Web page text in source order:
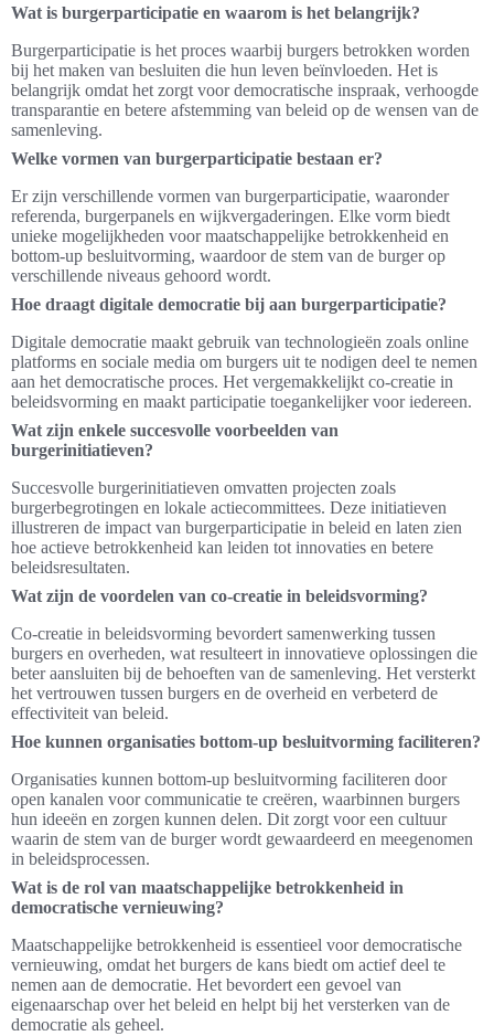
Wat is burgerparticipatie en waarom is het belangrijk?
Burgerparticipatie is het proces waarbij burgers betrokken worden
bij het maken van besluiten die hun leven beïnvloeden. Het is
belangrijk omdat het zorgt voor democratische inspraak, verhoogde
transparantie en betere afstemming van beleid op de wensen van de
samenleving.
Welke vormen van burgerparticipatie bestaan er?
Er zijn verschillende vormen van burgerparticipatie, waaronder
referenda, burgerpanels en wijkvergaderingen. Elke vorm biedt
unieke mogelijkheden voor maatschappelijke betrokkenheid en
bottom-up besluitvorming, waardoor de stem van de burger op
verschillende niveaus gehoord wordt.
Hoe draagt digitale democratie bij aan burgerparticipatie?
Digitale democratie maakt gebruik van technologieën zoals online
platforms en sociale media om burgers uit te nodigen deel te nemen
aan het democratische proces. Het vergemakkelijkt co-creatie in
beleidsvorming en maakt participatie toegankelijker voor iedereen.
Wat zijn enkele succesvolle voorbeelden van
burgerinitiatieven?
Succesvolle burgerinitiatieven omvatten projecten zoals
burgerbegrotingen en lokale actiecommittees. Deze initiatieven
illustreren de impact van burgerparticipatie in beleid en laten zien
hoe actieve betrokkenheid kan leiden tot innovaties en betere
beleidsresultaten.
Wat zijn de voordelen van co-creatie in beleidsvorming?
Co-creatie in beleidsvorming bevordert samenwerking tussen
burgers en overheden, wat resulteert in innovatieve oplossingen die
beter aansluiten bij de behoeften van de samenleving. Het versterkt
het vertrouwen tussen burgers en de overheid en verbeterd de
effectiviteit van beleid.
Hoe kunnen organisaties bottom-up besluitvorming faciliteren?
Organisaties kunnen bottom-up besluitvorming faciliteren door
open kanalen voor communicatie te creëren, waarbinnen burgers
hun ideeën en zorgen kunnen delen. Dit zorgt voor een cultuur
waarin de stem van de burger wordt gewaardeerd en meegenomen
in beleidsprocessen.
Wat is de rol van maatschappelijke betrokkenheid in
democratische vernieuwing?
Maatschappelijke betrokkenheid is essentieel voor democratische
vernieuwing, omdat het burgers de kans biedt om actief deel te
nemen aan de democratie. Het bevordert een gevoel van
eigenaarschap over het beleid en helpt bij het versterken van de
democratie als geheel.